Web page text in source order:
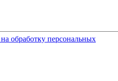
обработку персональных